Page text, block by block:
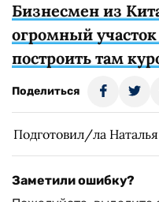
Бизнесмен из
огромный
построить там
Поделиться
Подготовил/ла Наталья
Заметили ошибку?